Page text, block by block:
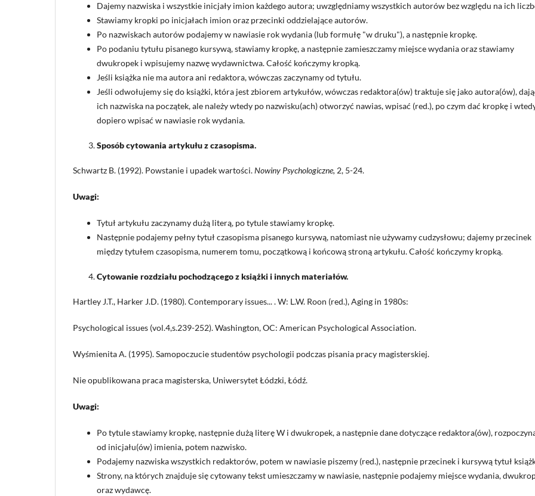
Dajemy nazwiska i wszystkie inicjały imion każdego autora; uwzględniamy wszystkich autorów bez względu na ich
Stawiamy kropki po inicjałach imion oraz przecinki oddzielające autorów.
Po nazwiskach autorów podajemy w nawiasie rok wydania (lub formułę "w druku"), a następnie kropkę.
Po podaniu tytułu pisanego kursywą, stawiamy kropkę, a następnie zamieszczamy miejsce wydania oraz stawiamy
dwukropek i wpisujemy nazwę wydawnictwa. Całość kończymy kropką.
Jeśli książka nie ma autora ani redaktora, wówczas zaczynamy od tytułu.
Jeśli odwołujemy się do książki, która jest zbiorem artykułów, wówczas redaktora(ów) traktuje się jako autora(ów),
ich nazwiska na początek, ale należy wtedy po nazwisku(ach) otworzyć nawias, wpisać (red.), po czym dać kropkę i
dopiero wpisać w nawiasie rok wydania.
Sposób cytowania artykułu z czasopisma.
Schwartz B. (1992). Powstanie i upadek wartości.Nowiny Psychologiczne, 2, 5-24.
Uwagi:
Tytuł artykułu zaczynamy dużą literą, po tytule stawiamy kropkę.
Następnie podajemy pełny tytuł czasopisma pisanego kursywą, natomiast nie używamy cudzysłowu; dajemy przecinek
między tytułem czasopisma, numerem tomu, początkową i końcową stroną artykułu. Całość kończymy kropką.
Cytowanie rozdziału pochodzącego z książki i innych materiałów.
Hartley J.T., Harker J.D. (1980). Contemporary issues... . W: L.W. Roon (red.), Aging in 1980s:
Psychological issues (vol.4,s.239-252). Washington, OC: American Psychological Association.
Wyśmienita A. (1995). Samopoczucie studentów psychologii podczas pisania pracy magisterskiej.
Nie opublikowana praca magisterska, Uniwersytet Łódzki, Łódź.
Uwagi:
Po tytule stawiamy kropkę, następnie dużą literę W i dwukropek, a następnie dane dotyczące redaktora(ów),
od inicjału(ów) imienia, potem nazwisko.
Podajemy nazwiska wszystkich redaktorów, potem w nawiasie piszemy (red.), następnie przecinek i kursywą tytuł
Strony, na których znajduje się cytowany tekst umieszczamy w nawiasie, następnie podajemy miejsce wydania,
oraz wydawcę.